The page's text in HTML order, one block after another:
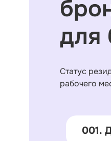
для
Статус
рабочего
001.